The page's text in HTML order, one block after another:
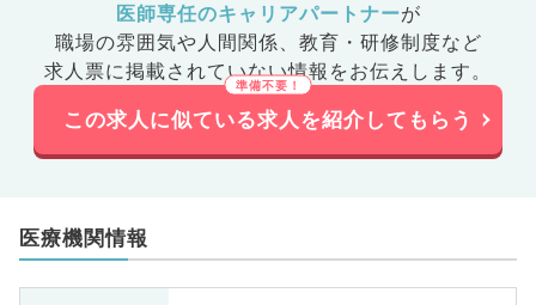
医師専任のキャリアパートナーが
職場の雰囲気や人間関係、 教育・研修制度など
求人票に掲載されていない情報をお伝えします。
この求人に似ている求人を紹介してもらう
医療機関情報